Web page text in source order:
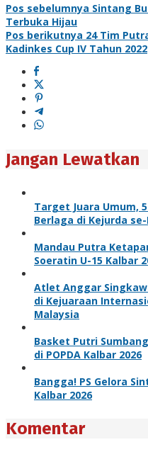
Pos sebelumnya Sintang
Terbuka Hijau
Pos berikutnya 24 Tim
Kadinkes Cup IV Tahun 2022
Jangan Lewatkan
Target Juara Umum,
Berlaga di Kejurda
Mandau Putra
Soeratin U-15 Kalbar
Atlet Anggar
di Kejuaraan
Malaysia
Basket Putri
di POPDA Kalbar 2026
Bangga! PS Gelora
Kalbar 2026
Komentar